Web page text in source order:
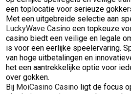
een toplocatie voor serieuze
Met een uitgebreide selectie aan
LuckyWave Casino een topkeuze
casino biedt een veilige en legale
is voor een eerlijke speelervaring.
van hoge uitbetalingen en
het een aantrekkelijke optie voor
over gokken.
Bij MoiCasino Casino ligt de focus